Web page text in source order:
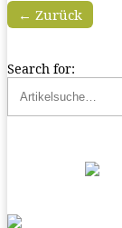
← Zurück
Search for: